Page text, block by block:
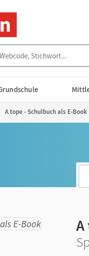
A tope - Schulbuch als E-Book
A